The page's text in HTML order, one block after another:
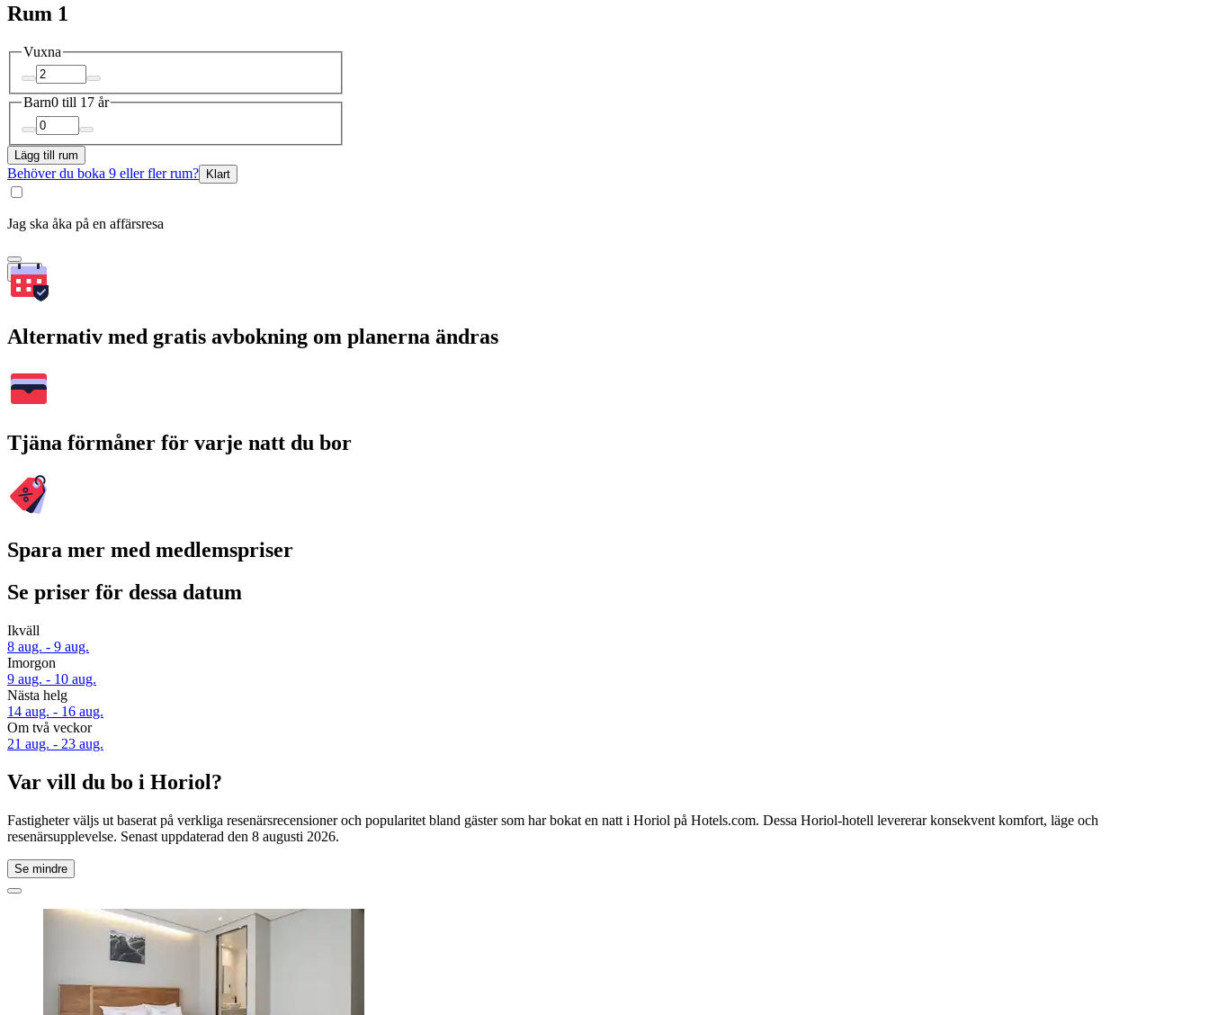
Rum 1
Vuxna
Barn0 till 17 år
Lägg till rum
Behöver du boka 9 eller fler rum? Klart
Jag ska åka på en affärsresa
Sök
Alternativ med gratis avbokning om planerna ändras
Tjäna förmåner för varje natt du bor
Spara mer med medlemspriser
Se priser för dessa datum
Ikväll
8 aug. - 9 aug.
Imorgon
9 aug. - 10 aug.
Nästa helg
14 aug. - 16 aug.
Om två veckor
21 aug. - 23 aug.
Var vill du bo i Horiol?
Fastigheter väljs ut baserat på verkliga resenärsrecensioner och popularitet bland gäster som har bokat en natt i Horiol på Hotels.com. Dessa Horiol-hotell levererar konsekvent komfort, läge och
resenärsupplevelse. Senast uppdaterad den 8 augusti 2026.
Se mindre